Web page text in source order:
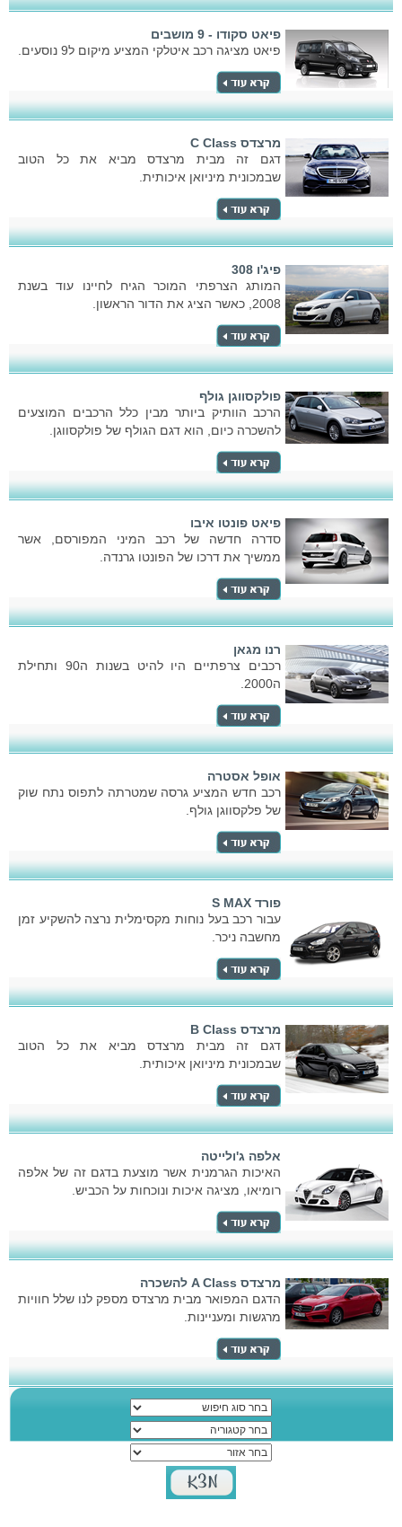
פיאט סקודו - 9 מושבים
פיאט מציגה רכב איטלקי המציע מיקום ל9 נוסעים.
מרצדס C Class
דגם זה מבית מרצדס מביא את כל הטוב
שבמכונית מיניואן איכותית.
פיג'ו 308
המותג הצרפתי המוכר הגיח לחיינו עוד בשנת
2008, כאשר הציג את הדור הראשון.
פולקסווגן גולף
הרכב הוותיק ביותר מבין כלל הרכבים המוצעים
להשכרה כיום, הוא דגם הגולף של פולקסווגן.
פיאט פונטו איבו
סדרה חדשה של רכב המיני המפורסם, אשר
ממשיך את דרכו של הפונטו גרנדה.
רנו מגאן
רכבים צרפתיים היו להיט בשנות ה90 ותחילת
ה2000.
אופל אסטרה
רכב חדש המציע גרסה שמטרתה לתפוס נתח שוק
של פלקסווגן גולף.
פורד S MAX
עבור רכב בעל נוחות מקסימלית נרצה להשקיע זמן
מחשבה ניכר.
מרצדס B Class
דגם זה מבית מרצדס מביא את כל הטוב
שבמכונית מיניואן איכותית.
אלפה ג'ולייטה
האיכות הגרמנית אשר מוצעת בדגם זה של אלפה
רומיאו, מציגה איכות ונוכחות על הכביש.
מרצדס A Class להשכרה
הדגם המפואר מבית מרצדס מספק לנו שלל חוויות
מרגשות ומעניינות.